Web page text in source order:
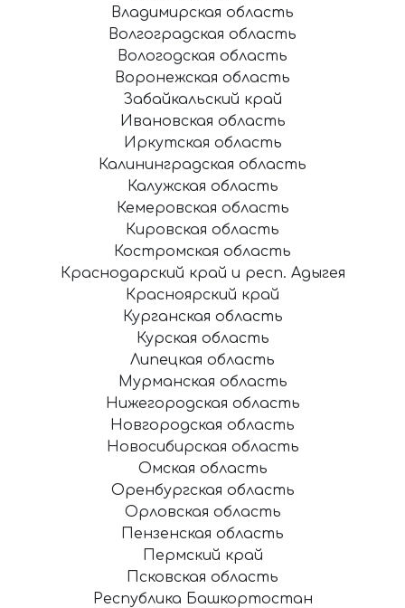
Владимирская область
Волгоградская область
Вологодская область
Воронежская область
Забайкальский край
Ивановская область
Иркутская область
Калининградская область
Калужская область
Кемеровская область
Кировская область
Костромская область
Краснодарский край и респ. Адыгея
Красноярский край
Курганская область
Курская область
Липецкая область
Мурманская область
Нижегородская область
Новгородская область
Новосибирская область
Омская область
Оренбургская область
Орловская область
Пензенская область
Пермский край
Псковская область
Республика Башкортостан